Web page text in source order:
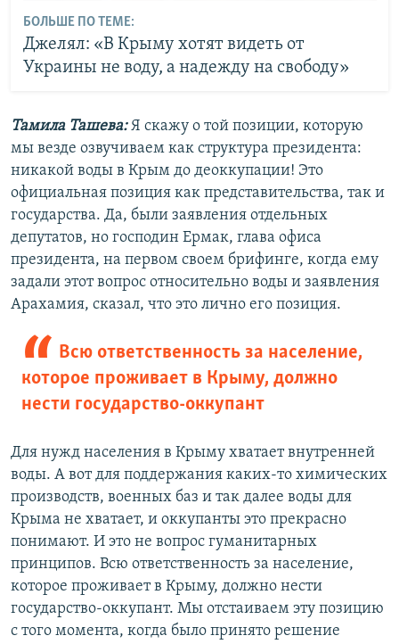
БОЛЬШЕ ПО ТЕМЕ:
Джелял: «В Крыму хотят видеть от
Украины не воду, а надежду на свободу»
Тамила Ташева:Я скажу о той позиции, которую
мы везде озвучиваем как структура президента:
никакой воды в Крым до деоккупации! Это
официальная позиция как представительства, так и
государства. Да, были заявления отдельных
депутатов, но господин Ермак, глава офиса
президента, на первом своем брифинге, когда ему
задали этот вопрос относительно воды и заявления
Арахамия, сказал, что это лично его позиция.
Всю ответственность за население,
которое проживает в Крыму, должно
нести государство-оккупант
Для нужд населения в Крыму хватает внутренней
воды. А вот для поддержания каких-то химических
производств, военных баз и так далее воды для
Крыма не хватает, и оккупанты это прекрасно
понимают. И это не вопрос гуманитарных
принципов. Всю ответственность за население,
которое проживает в Крыму, должно нести
государство-оккупант. Мы отстаиваем эту позицию
с того момента, когда было принято решение